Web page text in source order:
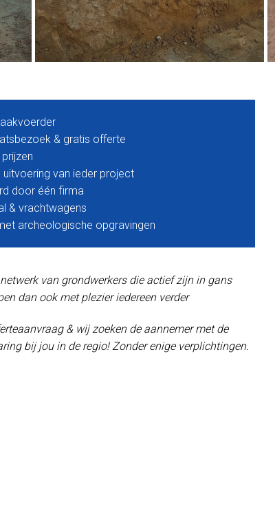
& gratis offerte
uitvoering van ieder project
door één firma
& vrachtwagens
archeologische opgravingen
van grondwerkers die actief zijn in gans
dan ook met plezier iedereen verder
& wij zoeken de aannemer met de
bij jou in de regio! Zonder enige verplichtingen.